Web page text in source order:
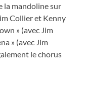
la mandoline sur
Collier et Kenny
» (avec Jim
» (avec Jim
le chorus